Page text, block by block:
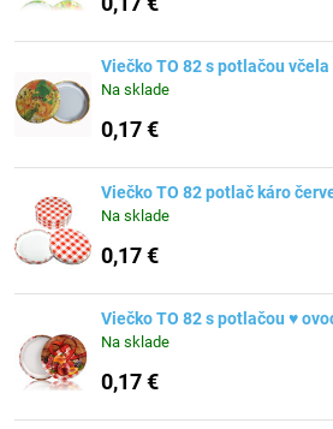
Viečko TO 82 s potlačou včela
Na sklade
0,17 €
Viečko TO 82 potlač káro
Na sklade
0,17 €
Viečko TO 82 s potlačou ♥
Na sklade
0,17 €